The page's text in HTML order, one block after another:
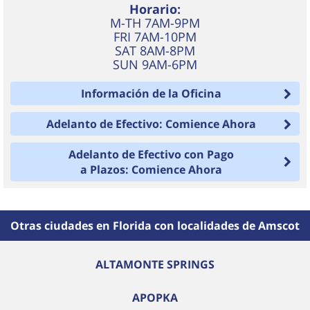
Horario:
M-TH 7AM-9PM
FRI 7AM-10PM
SAT 8AM-8PM
SUN 9AM-6PM
Información de la Oficina
Adelanto de Efectivo: Comience Ahora
Adelanto de Efectivo con Pago
a Plazos: Comience Ahora
Otras ciudades en Florida con localidades de Amscot
ALTAMONTE SPRINGS
APOPKA